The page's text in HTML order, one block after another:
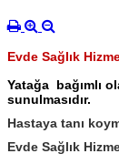
Evde Sağlık
Yatağa bağımlı
sunulmasıdır.
Hastaya tanı
Evde Sağlık